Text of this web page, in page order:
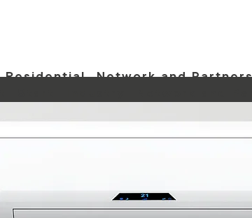
Residential Network and